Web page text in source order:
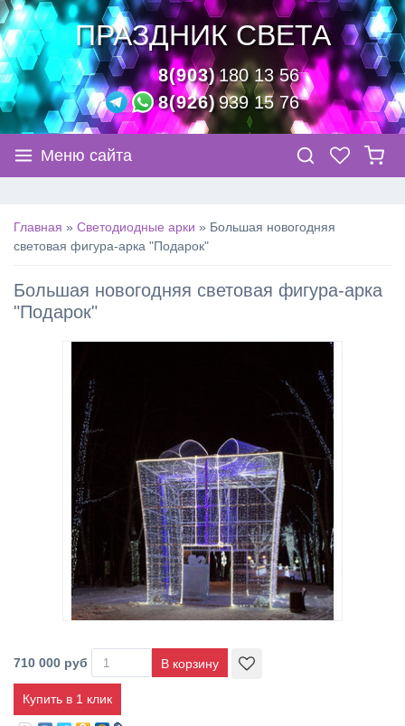
ПРАЗДНИК СВЕТА
8(903)180 13 56
8(926)939 15 76
Меню сайта
Главная » Светодиодные арки » Большая новогодняя
световая фигура-арка "Подарок"
Большая новогодняя световая фигура-арка
"Подарок"
710 000 руб
Купить в 1 клик